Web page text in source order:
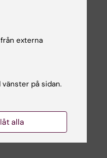
externa
på sidan.
alla